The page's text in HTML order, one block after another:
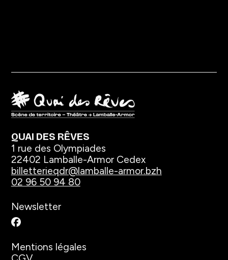
QUAI DES RÊVES
1 rue des Olympiades
22402 Lamballe-Armor Cedex
billetterieqdr@lamballe-armor.bzh
02 96 50 94 80
Newsletter
Facebook
Mentions légales